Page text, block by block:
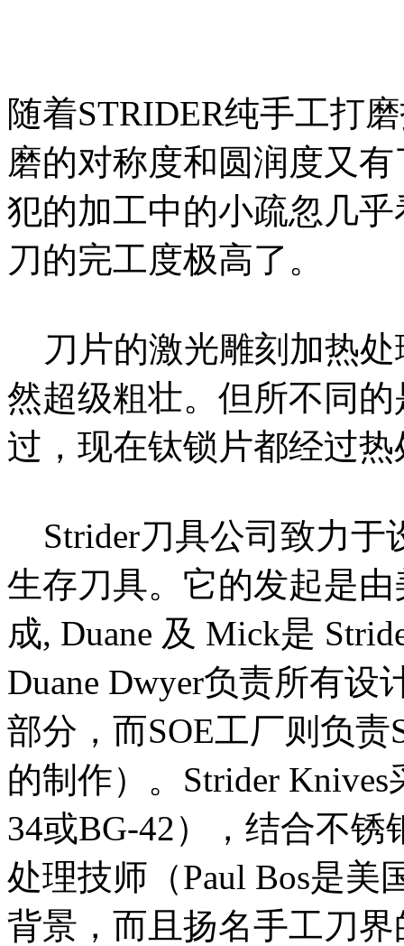
随着STRIDER纯手工打
磨的对称度和圆润度又
犯的加工中的小疏忽几
刀的完工度极高了。
刀片的激光雕刻加热处
然超级粗壮。但所不同
过，现在钛锁片都经过
Strider刀具公司致力于
生存刀具。它的发起是
成, Duane 及 Mick是
Duane Dwyer负责所有
部分，而SOE工厂则负
的制作）。Strider
34或BG-42），结合不锈
处理技师（Paul Bos是
背景，而且扬名手工刀